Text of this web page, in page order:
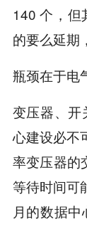
140 个，
的要么延期
瓶颈在于电
变压器、开
心建设必不
率变压器的
等待时间可
月的数据